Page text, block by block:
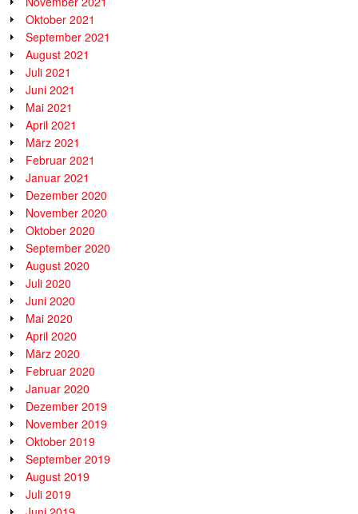
Oktober 2021
September 2021
August 2021
Juli 2021
Juni 2021
Mai 2021
April 2021
März 2021
Februar 2021
Januar 2021
Dezember 2020
November 2020
Oktober 2020
September 2020
August 2020
Juli 2020
Juni 2020
Mai 2020
April 2020
März 2020
Februar 2020
Januar 2020
Dezember 2019
November 2019
Oktober 2019
September 2019
August 2019
Juli 2019